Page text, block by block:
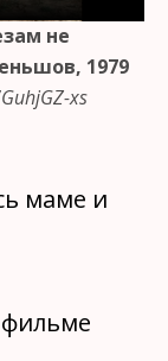
не
1979
xs
маме и